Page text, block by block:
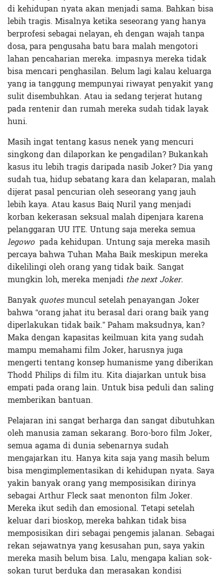
di kehidupan nyata akan menjadi sama. Bahkan bisa
lebih tragis. Misalnya ketika seseorang yang hanya
berprofesi sebagai nelayan, eh dengan wajah tanpa
dosa, para pengusaha batu bara malah mengotori
lahan pencaharian mereka. impasnya mereka tidak
bisa mencari penghasilan. Belum lagi kalau keluarga
yang ia tanggung mempunyai riwayat penyakit yang
sulit disembuhkan. Atau ia sedang terjerat hutang
pada rentenir dan rumah mereka sudah tidak layak
huni.
Masih ingat tentang kasus nenek yang mencuri
singkong dan dilaporkan ke pengadilan? Bukankah
kasus itu lebih tragis daripada nasib Joker? Dia yang
sudah tua, hidup sebatang kara dan kelaparan, malah
dijerat pasal pencurian oleh seseorang yang jauh
lebih kaya. Atau kasus Baiq Nuril yang menjadi
korban kekerasan seksual malah dipenjara karena
pelanggaran UU ITE. Untung saja mereka semua
legowo pada kehidupan. Untung saja mereka masih
percaya bahwa Tuhan Maha Baik meskipun mereka
dikelilingi oleh orang yang tidak baik. Sangat
mungkin loh, mereka menjadi the next Joker.
Banyak quotesmuncul setelah penayangan Joker
bahwa “orang jahat itu berasal dari orang baik yang
diperlakukan tidak baik.” Paham maksudnya, kan?
Maka dengan kapasitas keilmuan kita yang sudah
mampu memahami film Joker, harusnya juga
mengerti tentang konsep humanisme yang diberikan
Thodd Philips di film itu. Kita diajarkan untuk bisa
empati pada orang lain. Untuk bisa peduli dan saling
memberikan bantuan.
Pelajaran ini sangat berharga dan sangat dibutuhkan
oleh manusia zaman sekarang. Boro-boro film Joker,
semua agama di dunia sebenarnya sudah
mengajarkan itu. Hanya kita saja yang masih belum
bisa mengimplementasikan di kehidupan nyata. Saya
yakin banyak orang yang memposisikan dirinya
sebagai Arthur Fleck saat menonton film Joker.
Mereka ikut sedih dan emosional. Tetapi setelah
keluar dari bioskop, mereka bahkan tidak bisa
memposisikan diri sebagai pengemis jalanan. Sebagai
rekan sejawatnya yang kesusahan pun, saya yakin
mereka masih belum bisa. Lalu, mengapa kalian sok-
sokan turut berduka dan merasakan kondisi